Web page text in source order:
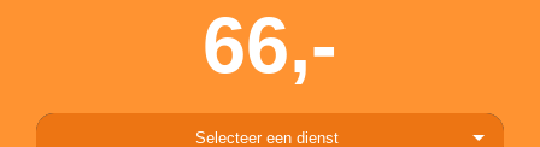
66,-
Selecteer een dienst